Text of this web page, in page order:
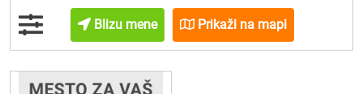
Blizu mene Prikaži na mapi